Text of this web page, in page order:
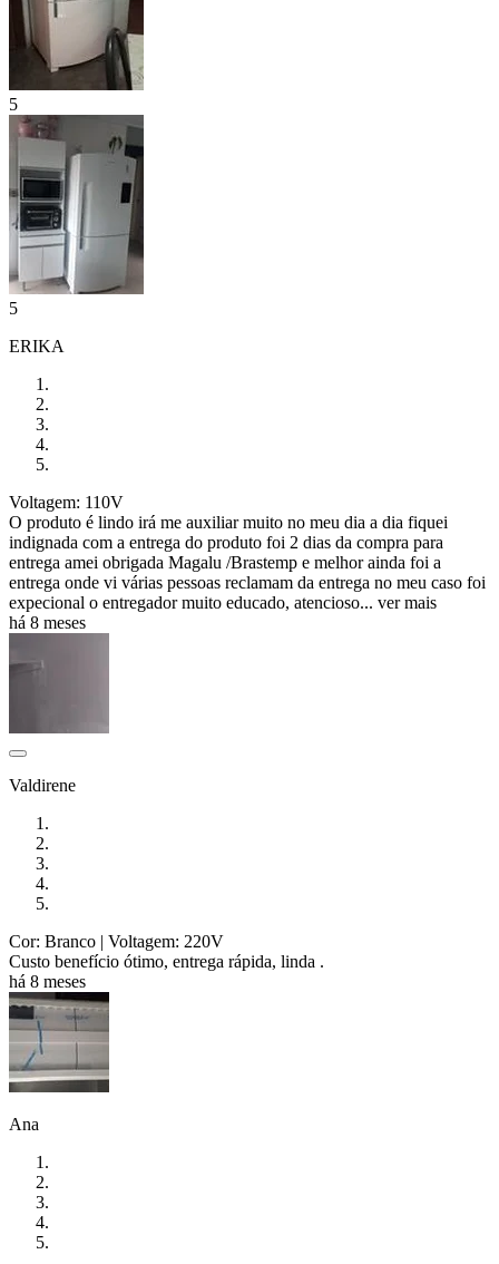
5
5
ERIKA
Voltagem: 110V
O produto é lindo irá me auxiliar muito no meu dia a dia fiquei
indignada com a entrega do produto foi 2 dias da compra para
entrega amei obrigada Magalu /Brastemp e melhor ainda foi a
entrega onde vi várias pessoas reclamam da entrega no meu caso foi
expecional o entregador muito educado, atencioso... ver mais
há 8 meses
Valdirene
Cor: Branco | Voltagem: 220V
Custo benefício ótimo, entrega rápida, linda .
há 8 meses
Ana